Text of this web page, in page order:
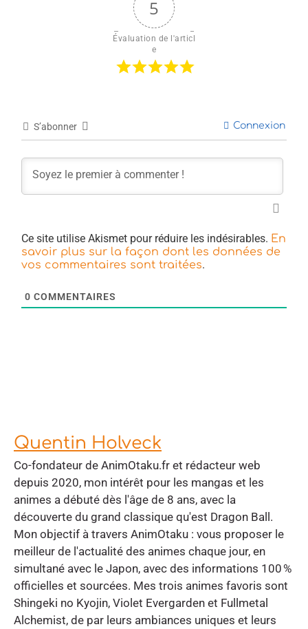
5
Évaluation de l'articl
e
S’abonner Connexion
Ce site utilise Akismet pour réduire les indésirables. En
savoir plus sur la façon dont les données de
vos commentaires sont traitées.
0 COMMENTAIRES
Quentin Holveck
Co-fondateur de AnimOtaku.fr et rédacteur web
depuis 2020, mon intérêt pour les mangas et les
animes a débuté dès l'âge de 8 ans, avec la
découverte du grand classique qu'est Dragon Ball.
Mon objectif à travers AnimOtaku : vous proposer le
meilleur de l'actualité des animes chaque jour, en
simultané avec le Japon, avec des informations 100 %
officielles et sourcées. Mes trois animes favoris sont
Shingeki no Kyojin, Violet Evergarden et Fullmetal
Alchemist, de par leurs ambiances uniques et leurs